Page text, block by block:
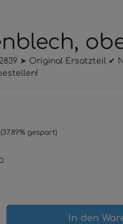
➤ Original Ersatzteil ✔
Preis:
(37.89% gespart)
den In den